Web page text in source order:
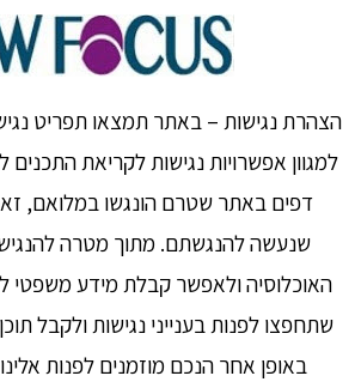
הצהרת נגישות – באתר תמצאו תפריט
למגוון אפשרויות נגישות לקריאת התכנים
דפים באתר שטרם הונגשו במלואם,
שנעשה להנגשתם. מתוך מטרה
האוכלוסיה ולאפשר קבלת מידע משפטי
שתחפצו לפנות בענייני נגישות ולקבל
באופן אחר הנכם מוזמנים לפנות